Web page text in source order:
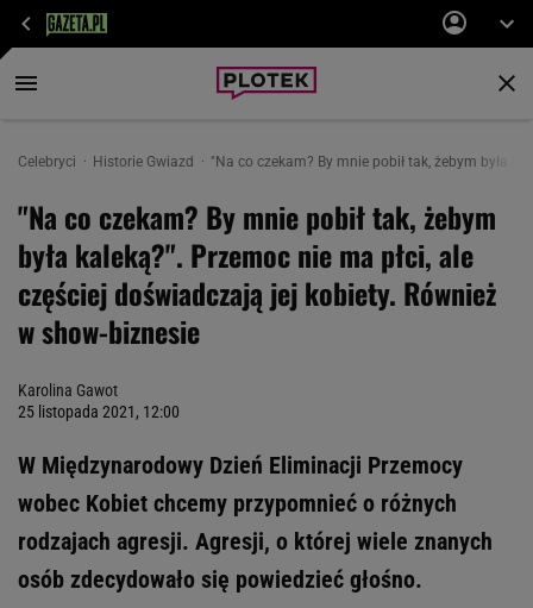
Celebryci Historie Gwiazd "Na co czekam? By mnie pobił tak, żebym była
"Na co czekam? By mnie pobił tak, żebym
była kaleką?". Przemoc nie ma płci, ale
częściej doświadczają jej kobiety. Również
w show-biznesie
Karolina Gawot
25 listopada 2021, 12:00
W Międzynarodowy Dzień Eliminacji Przemocy
wobec Kobiet chcemy przypomnieć o różnych
rodzajach agresji. Agresji, o której wiele znanych
osób zdecydowało się powiedzieć głośno.